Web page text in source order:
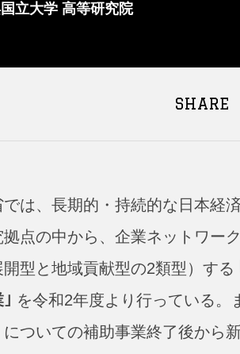
立大学 高等研究院
SHARE
は、長期的・持続的な日本経
拠点の中から、企業ネットワー
型と地域貢献型の2類型）する
を令和2年度より行っている
についての補助事業終了後から